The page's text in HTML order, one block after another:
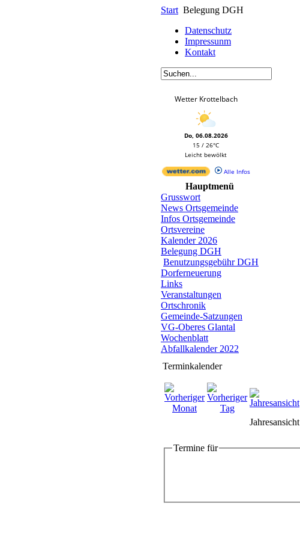
Start Belegung DGH
Datenschutz
Impressunm
Kontakt
Wetter Krottelbach
Do, 06.08.2026
15 / 26°C
Leicht bewölkt
Alle Infos
Hauptmenü
Grusswort
News Ortsgemeinde
Infos Ortsgemeinde
Ortsvereine
Kalender 2026
Belegung DGH
Benutzungsgebühr DGH
Dorferneuerung
Links
Veranstaltungen
Ortschronik
Gemeinde-Satzungen
VG-Oberes Glantal
Wochenblatt
Abfallkalender 2022
Terminkalender
Jahresansicht
Termine für